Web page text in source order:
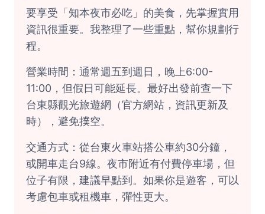
要享受「知本夜市必吃」的美食，先掌握實用
資訊很重要。我整理了一些重點，幫你規劃行
程。
營業時間：通常週五到週日，晚上6:00-
11:00，但假日可能延長。最好出發前查一下
台東縣觀光旅遊網 （官方網站，資訊更新及
時），避免撲空。
交通方式：從台東火車站搭公車約30分鐘，
或開車走台9線。夜市附近有付費停車場，但
位子有限，建議早點到。如果你是遊客，可以
考慮包車或租機車，彈性更大。